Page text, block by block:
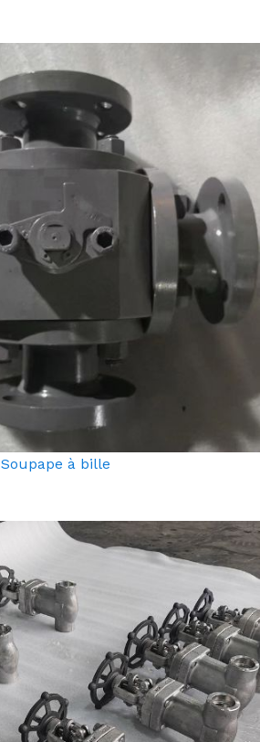
Soupape à bille